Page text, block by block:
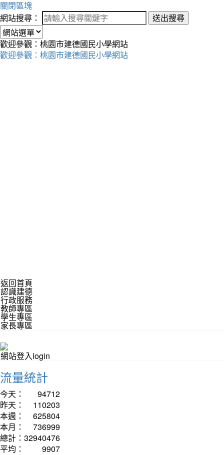
關閉區塊
網站搜尋：
送出搜尋
歡迎參觀：桃園市建德國民小學網站
歡迎參觀：桃園市建德國民小學網站
返回首頁
認識建德
行政服務
教師專區
學生專區
家長專區
網站登入login
流量統計
今天：
94712
昨天：
110203
本週：
625804
本月：
736999
總計： 32940476
平均：
9907